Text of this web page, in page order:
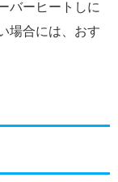
バーヒートしに
場合には、おす